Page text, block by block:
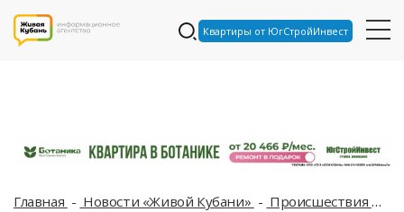
Квартиры от ЮгСтройИнвест
Главная Новости «Живой Кубани» Происшествия